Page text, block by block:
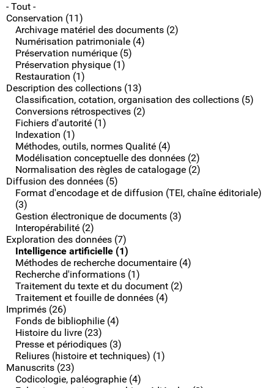
- Tout -
Conservation (11)
Archivage matériel des documents (2)
Numérisation patrimoniale (4)
Préservation numérique (5)
Préservation physique (1)
Restauration (1)
Description des collections (13)
Classification, cotation, organisation des collections (5)
Conversions rétrospectives (2)
Fichiers d'autorité (1)
Indexation (1)
Méthodes, outils, normes Qualité (4)
Modélisation conceptuelle des données (2)
Normalisation des règles de catalogage (2)
Diffusion des données (5)
Format d'encodage et de diffusion (TEI, chaîne éditoriale)
(3)
Gestion électronique de documents (3)
Interopérabilité (2)
Exploration des données (7)
Intelligence artificielle (1)
Méthodes de recherche documentaire (4)
Recherche d'informations (1)
Traitement du texte et du document (2)
Traitement et fouille de données (4)
Imprimés (26)
Fonds de bibliophilie (4)
Histoire du livre (23)
Presse et périodiques (3)
Reliures (histoire et techniques) (1)
Manuscrits (23)
Codicologie, paléographie (4)